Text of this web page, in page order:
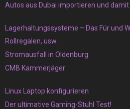
Autos aus Dubai importieren und
Lagerhaltungssysteme – Das Für und
Rollregalen, usw.
Stromausfall in Oldenburg
CMB Kammerjäger
Linux Laptop konfigurieren
Der ultimative Gaming-Stuhl Test!